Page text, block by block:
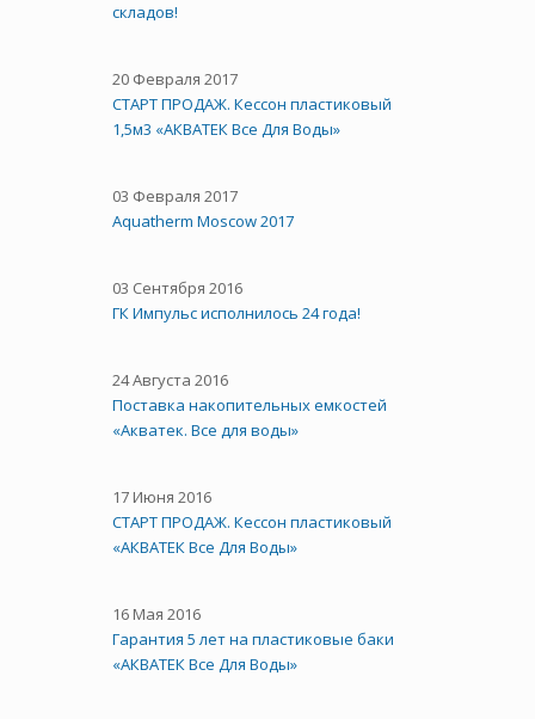
складов!
20 Февраля 2017
СТАРТ ПРОДАЖ. Кессон пластиковый
1,5м3 «АКВАТЕК Все Для Воды»
03 Февраля 2017
Aquatherm Moscow 2017
03 Сентября 2016
ГК Импульс исполнилось 24 года!
24 Августа 2016
Поставка накопительных емкостей
«Акватек. Все для воды»
17 Июня 2016
СТАРТ ПРОДАЖ. Кессон пластиковый
«АКВАТЕК Все Для Воды»
16 Мая 2016
Гарантия 5 лет на пластиковые баки
«АКВАТЕК Все Для Воды»